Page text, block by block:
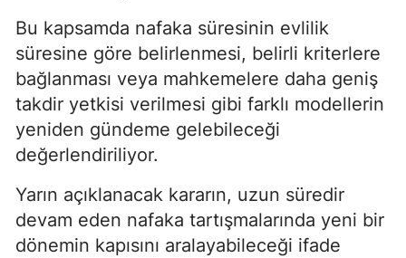
Bu kapsamda nafaka süresinin evlilik
süresine göre belirlenmesi, belirli kriterlere
bağlanması veya mahkemelere daha geniş
takdir yetkisi verilmesi gibi farklı modellerin
yeniden gündeme gelebileceği
değerlendiriliyor.
Yarın açıklanacak kararın, uzun süredir
devam eden nafaka tartışmalarında yeni bir
dönemin kapısını aralayabileceği ifade